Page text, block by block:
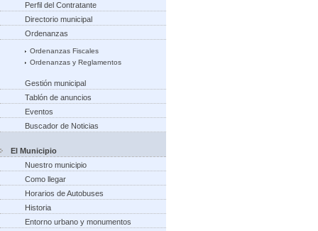
Perfil del Contratante
Directorio municipal
Ordenanzas
Ordenanzas Fiscales
Ordenanzas y Reglamentos
Gestión municipal
Tablón de anuncios
Eventos
Buscador de Noticias
El Municipio
Nuestro municipio
Como llegar
Horarios de Autobuses
Historia
Entorno urbano y monumentos